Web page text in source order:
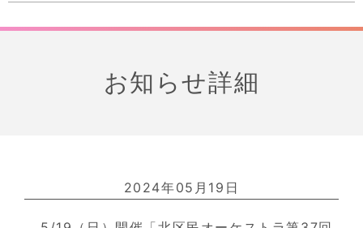
お知らせ詳細
2024年05月19日